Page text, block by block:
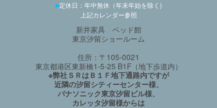
■定休日：年中無休（年末年始を除く)
上記カレンダー参照
新井家具 ベッド館
東京汐留ショールーム
住所：〒105-0021
東京都港区東新橋1-5-25 B1F（地下歩道内）
※弊社ＳＲはＢ１Ｆ地下通路内ですが
近隣の汐留シティーセンター様、
パナソニック東京汐留ビル様、
カレッタ汐留様からは